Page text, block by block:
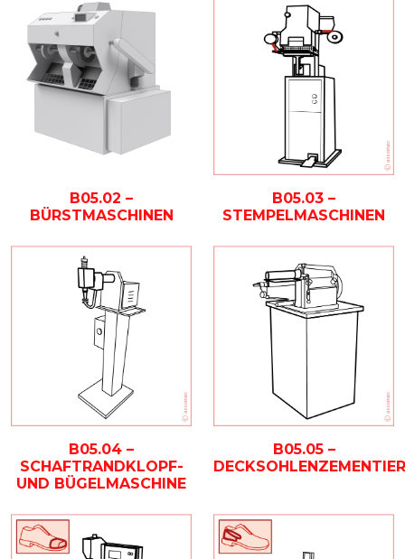
B05.02 –
BÜRSTMASCHINEN
B05.03 –
STEMPELMASCHINEN
B05.04 –
SCHAFTRANDKLOPF-
UND BÜGELMASCHINE
B05.05 –